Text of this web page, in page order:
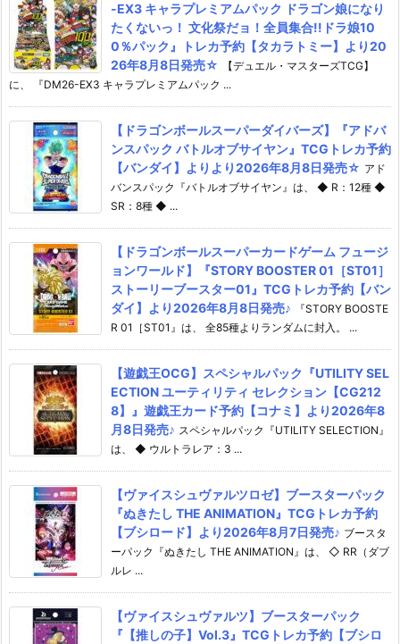
-EX3 キャラプレミアムパック ドラゴン娘になり
たくないっ！ 文化祭だョ！全員集合!!ドラ娘10
0％パック』トレカ予約【タカラトミー】より20
26年8月8日発売☆
【デュエル・マスターズTCG】
に、 『DM26-EX3 キャラプレミアムパック ...
【ドラゴンボールスーパーダイバーズ】『アドバ
ンスパック バトルオブサイヤン』TCGトレカ予約
【バンダイ】よりより2026年8月8日発売☆ アド
バンスパック『バトルオブサイヤン』は、 ◆ R：12種 ◆
SR：8種 ◆ ...
【ドラゴンボールスーパーカードゲーム フュージ
ョンワールド】『STORY BOOSTER 01［ST01］
ストーリーブースター01』TCGトレカ予約【バン
ダイ】より2026年8月8日発売♪
『STORY BOOSTE
R 01［ST01』は、 全85種よりランダムに封入。 ...
【遊戯王OCG】スペシャルパック『UTILITY SEL
ECTION ユーティリティ セレクション【CG212
8】』遊戯王カード予約【コナミ】より2026年8
月8日発売♪ スペシャルパック『UTILITY SELECTION』
は、 ◆ ウルトラレア：3 ...
【ヴァイスシュヴァルツロゼ】ブースターパック
『ぬきたし THE ANIMATION』TCGトレカ予約
【ブシロード】より2026年8月7日発売♪ ブースタ
ーパック『ぬきたし THE ANIMATION』は、 ◇ RR（ダブ
ルレ ...
【ヴァイスシュヴァルツ】ブースターパック
『【推しの子】Vol.3』TCGトレカ予約【ブシロ